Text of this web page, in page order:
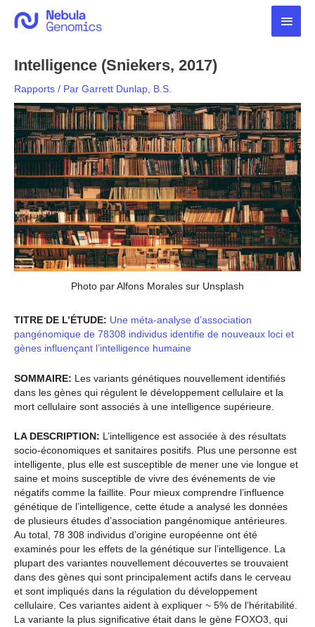
Intelligence (Sniekers, 2017)
Rapports / Par Garrett Dunlap, B.S.
Photo par Alfons Morales sur Unsplash
TITRE DE L’ÉTUDE: Une méta-analyse d’association
pangénomique de 78308 individus identifie de nouveaux loci et
gènes influençant l’intelligence humaine
SOMMAIRE: Les variants génétiques nouvellement identifiés
dans les gènes qui régulent le développement cellulaire et la
mort cellulaire sont associés à une intelligence supérieure.
LA DESCRIPTION: L’intelligence est associée à des résultats
socio-économiques et sanitaires positifs. Plus une personne est
intelligente, plus elle est susceptible de mener une vie longue et
saine et moins susceptible de vivre des événements de vie
négatifs comme la faillite. Pour mieux comprendre l’influence
génétique de l’intelligence, cette étude a analysé les données
de plusieurs études d’association pangénomique antérieures.
Au total, 78 308 individus d’origine européenne ont été
examinés pour les effets de la génétique sur l’intelligence. La
plupart des variantes nouvellement découvertes se trouvaient
dans des gènes qui sont principalement actifs dans le cerveau
et sont impliqués dans la régulation du développement
cellulaire. Ces variantes aident à expliquer ~ 5% de l’héritabilité.
La variante la plus significative était dans le gène FOXO3, qui